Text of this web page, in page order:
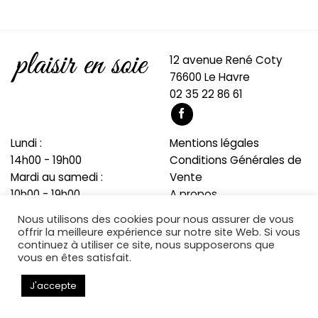
12 avenue René Coty
76600 Le Havre
02 35 22 86 61
Lundi :
14h00 - 19h00
Mardi au samedi :
10h00 - 19h00
Mentions légales
Conditions Générales de
Vente
A propos
Copyright 2026 © Développé par
Nous utilisons des cookies pour nous assurer de vous
offrir la meilleure expérience sur notre site Web. Si vous
continuez à utiliser ce site, nous supposerons que
vous en êtes satisfait.
J'accepte